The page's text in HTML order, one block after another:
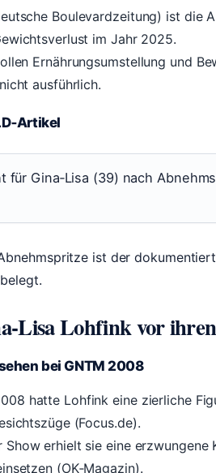
Boulevardzeitung) ist die
im Jahr 2025.
Ernährungsumstellung und
ausführlich.
für Gina‑Lisa (39) nach
ist der
Lohfink vor
bei GNTM 2008
hatte Lohfink eine zierliche
(Focus.de).
Show erhielt sie eine
(OK‑Magazin).